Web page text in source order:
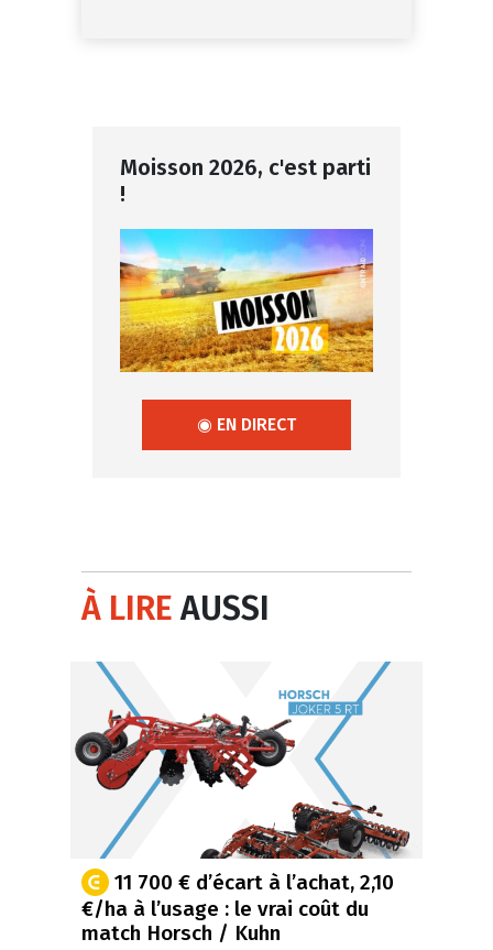
Moisson 2026, c'est parti
!
◉ EN DIRECT
À LIREAUSSI
11 700 € d’écart à l’achat, 2,10
€/ha à l’usage : le vrai coût du
match Horsch / Kuhn